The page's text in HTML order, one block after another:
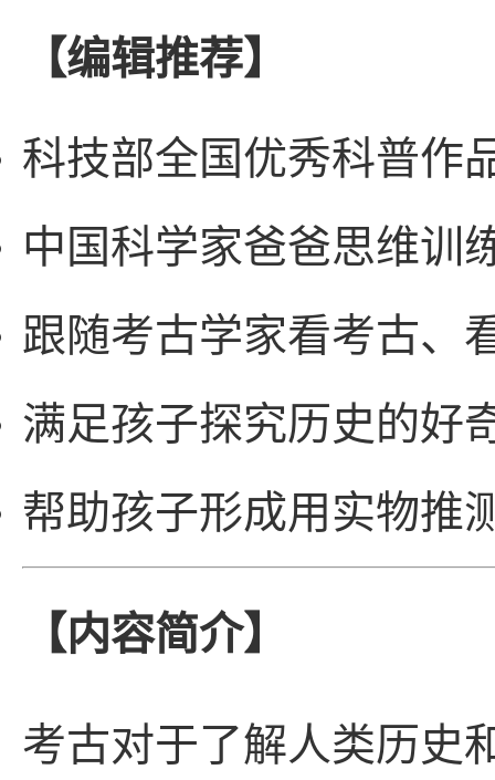
【编辑推荐】
科技部全国优秀科普作
中国科学家爸爸思维训
跟随考古学家看考古、
满足孩子探究历史的好
帮助孩子形成用实物推
【内容简介】
考古对于了解人类历史